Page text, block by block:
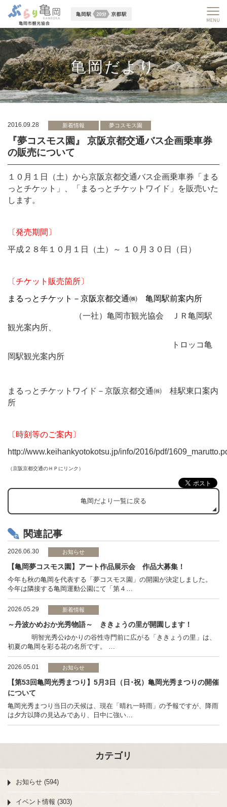
亀岡だより
2016.09.28 新着情報 夢コスモス園
『夢コスモス園』 京阪京都交通バス企画乗車券
の販売について
１０月１日（土）から京阪京都交通バス企画乗車券「まる
っとチケット」、「まるっとチケットワイド」を販売いた
します。
〔発売期間〕
平成２８年１０ 月１日（土）～ １０月３０日（日）
〔チケット販売箇所〕
まるっとチケット－京阪京都交通㈱ 亀岡駅前案内所
（一社）亀岡市観光協会 ＪＲ亀岡駅
観光案内所、
トロッコ亀
岡駅観光案内所
まるっとチケットワイド－京阪京都交通㈱ 桂駅東口案内
所
〔時刻等のご案内〕
http://www.keihankyotokotsu.jp/info/2016/pdf/
（京阪京都交通のＨＰにリンク）
亀岡だより一覧に戻る
関連記事
2026.06.30 お知らせ
【亀岡夢コスモス園】アート作品展示会 作品大募集！
今年も秋の亀岡を代表する「夢コスモス園」の開園が決定しました。
今年は隣接する亀岡運動公園にて「第４…
2026.05.29 新着情報
～丹波かめおか光秀物語～ ききょうの里が開園します！
明智光秀公ゆかりの谷性寺門前に広がる「ききょうの里」は、
初夏の亀岡を彩る花の名所です。 …
2026.05.01 お知らせ
【第53回亀岡光秀まつり】5月3日（日･祝）亀岡光秀まつりの開催
について
亀岡光秀まつり当日の天候は、現在「晴れ一時雨」の予報ですが、降雨
は夕方以降の見込みであり、日中に強い…
カテゴリ
お知らせ (594)
イベント情報 (303)